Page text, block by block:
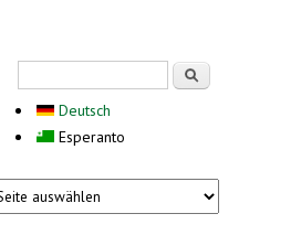
Deutsch
Esperanto